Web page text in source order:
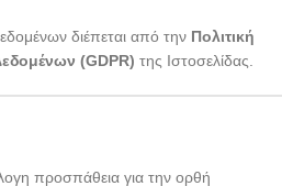
διέπεται από την Πολιτική
(GDPR) της Ιστοσελίδας.
προσπάθεια για την ορθή